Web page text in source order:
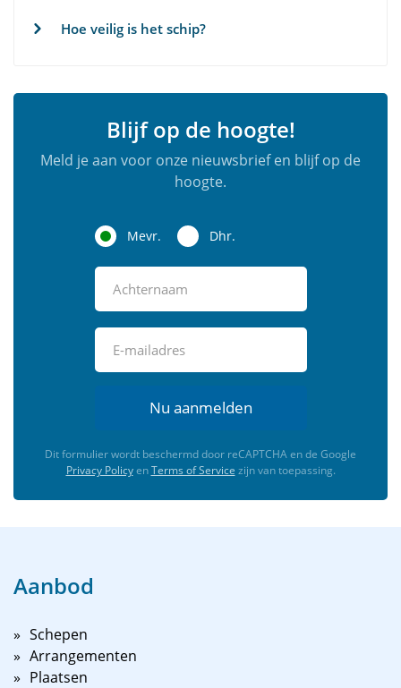
Hoe veilig is het schip?
Blijf op de hoogte!
Meld je aan voor onze nieuwsbrief en blijf op de
hoogte.
Mevr. Dhr.
Nu aanmelden
Dit formulier wordt beschermd door reCAPTCHA en de Google
Privacy PolicyenTerms of Service zijn van toepassing.
Aanbod
Schepen
Arrangementen
Plaatsen